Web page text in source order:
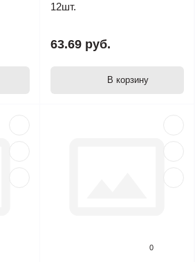
12шт.
63.69 руб.
В корзину
0